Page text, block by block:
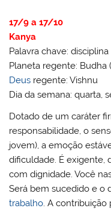
17/9 a 17/10
Kanya
Palavra chave: disciplina
Planeta regente: Budha
Deus regente: Vishnu
Dia da semana: quarta,
Dotado de um caráter
responsabilidade, o
jovem), a emoção
dificuldade. É exigente,
com dignidade. Você
Será bem sucedido e o
trabalho. A